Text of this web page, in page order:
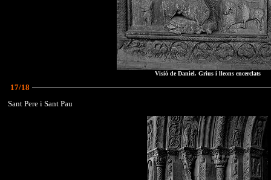
Visió de Daniel. Grius i lleons encerclats
17/18
Sant Pere i Sant Pau